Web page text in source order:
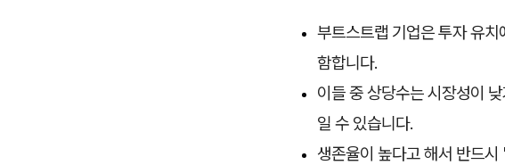
부트스트랩 기업은 투자 유
함합니다.
이들 중 상당수는 시장성이
일 수 있습니다.
생존율이 높다고 해서 반드